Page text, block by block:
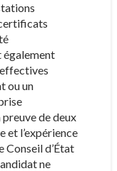
également
ou un
preuve de deux
et l’expérience
Conseil d’État
ne